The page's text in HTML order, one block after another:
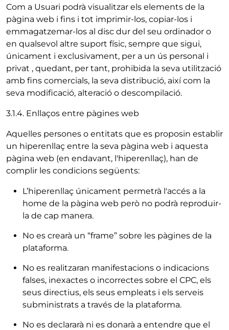
Com a Usuari podrà visualitzar els elements de la
pàgina web i fins i tot imprimir-los, copiar-los i
emmagatzemar-los al disc dur del seu ordinador o
en qualsevol altre suport físic, sempre que sigui,
únicament i exclusivament, per a un ús personal i
privat , quedant, per tant, prohibida la seva utilització
amb fins comercials, la seva distribució, així com la
seva modificació, alteració o descompilació.
3.1.4. Enllaços entre pàgines web
Aquelles persones o entitats que es proposin establir
un hiperenllaç entre la seva pàgina web i aquesta
pàgina web (en endavant, l'hiperenllaç), han de
complir les condicions següents:
L’hiperenllaç únicament permetrà l'accés a la
home de la pàgina web però no podrà reproduir-
la de cap manera.
No es crearà un “frame” sobre les pàgines de la
plataforma.
No es realitzaran manifestacions o indicacions
falses, inexactes o incorrectes sobre el CPC, els
seus directius, els seus empleats i els serveis
subministrats a través de la plataforma.
No es declararà ni es donarà a entendre que el